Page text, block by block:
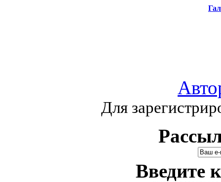
Для
Введите